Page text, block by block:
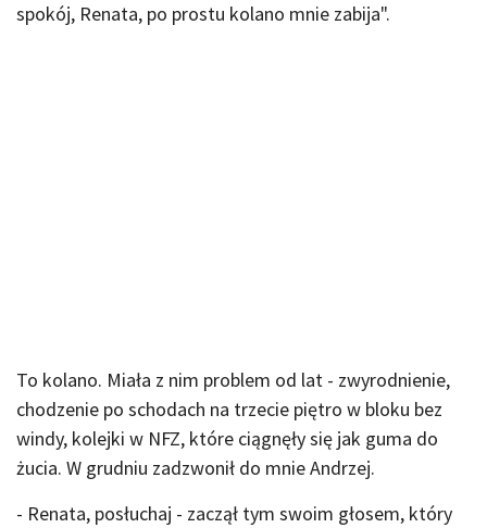
spokój, Renata, po prostu kolano mnie zabija".
To kolano. Miała z nim problem od lat - zwyrodnienie,
chodzenie po schodach na trzecie piętro w bloku bez
windy, kolejki w NFZ, które ciągnęły się jak guma do
żucia. W grudniu zadzwonił do mnie Andrzej.
- Renata, posłuchaj - zaczął tym swoim głosem, który